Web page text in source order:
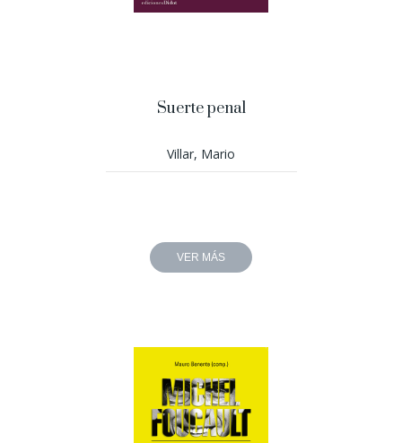
Suerte penal
Villar, Mario
VER MÁS